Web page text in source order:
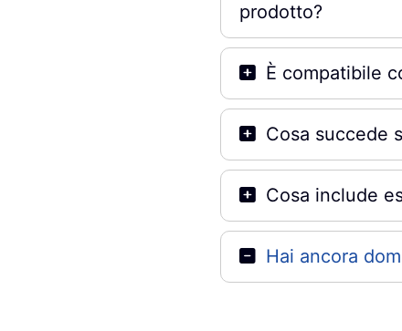
prodotto?
È compatibile
Cosa succede
Cosa include
Hai ancora